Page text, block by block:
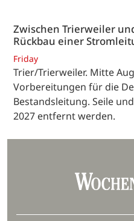
Zwischen Trierweiler
Rückbau einer
Friday
Trier/Trierweiler. Mitte
Vorbereitungen für die
Bestandsleitung. Seile
2027 entfernt werden.